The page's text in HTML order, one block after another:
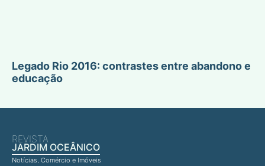
Legado Rio 2016: contrastes entre abandono e
educação
REVISTA
JARDIM OCEÂNICO
Notícias, Comércio e Imóveis